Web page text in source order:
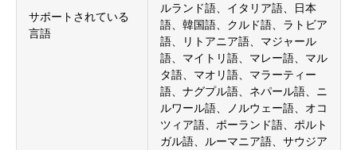
サポートされている
言語
ルランド語、イタリア語、日本
語、韓国語、クルド語、ラトビア
語、リトアニア語、マジャール
語、マイトリ語、マレー語、マル
タ語、マオリ語、マラーティー
語、ナグプル語、ネパール語、ニ
ルワール語、ノルウェー語、オコ
ツィア語、ポーランド語、ポルト
ガル語、ルーマニア語、サウジア